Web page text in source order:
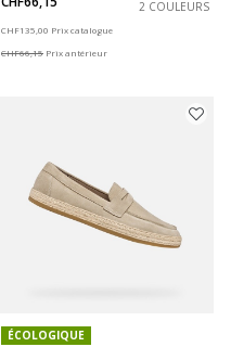
2 COULEURS
CHF135,00 Prix catalogue
CHF66,15 Prix antérieur
ÉCOLOGIQUE